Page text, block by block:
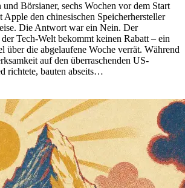
Börsianer, sechs Wochen vor dem Start
Apple den chinesischen Speicherhersteller
Die Antwort war ein Nein. Der
Tech-Welt bekommt keinen Rabatt – ein
über die abgelaufene Woche verrät. Während
auf den überraschenden US-
richtete, bauten abseits…